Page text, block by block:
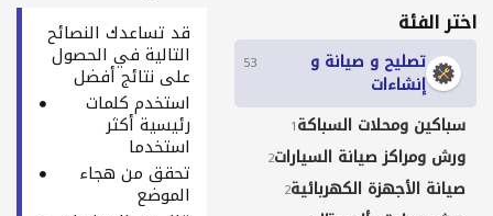
اختر الفئة
تصليح و صيانة و
إنشاءات
53
سباكين ومحلات السباكة1
ورش ومراكز صيانة السيارات2
صيانة الأجهزة الكهربائية2
قد تساعدك النصائح
التالية في الحصول
على نتائج أفضل
استخدم كلمات
رئيسية أكثر
استخدما
تحقق من هجاء
الموضع